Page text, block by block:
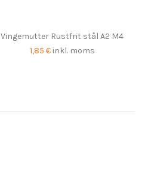
Vingemutter Rustfrit stål A2 M4
1,85 € inkl. moms